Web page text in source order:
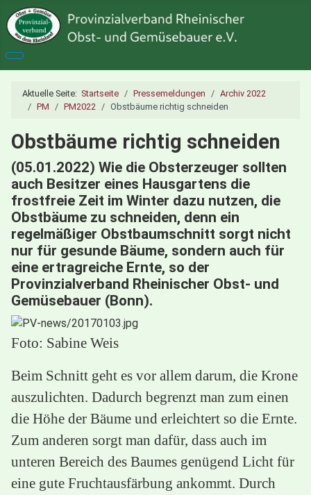
Aktuelle Seite: Startseite Pressemeldungen
Archiv 2022
PM
PM2022 Obstbäume richtig schneiden
Obstbäume richtig schneiden
(05.01.2022) Wie die Obsterzeuger sollten
auch Besitzer eines Hausgartens die
frostfreie Zeit im Winter dazu nutzen, die
Obstbäume zu schneiden, denn ein
regelmäßiger Obstbaumschnitt sorgt nicht
nur für gesunde Bäume, sondern auch für
eine ertragreiche Ernte, so der
Provinzialverband Rheinischer Obst- und
Gemüsebauer (Bonn).
Foto: Sabine Weis
Beim Schnitt geht es vor allem darum, die Krone
auszulichten. Dadurch begrenzt man zum einen
die Höhe der Bäume und erleichtert so die Ernte.
Zum anderen sorgt man dafür, dass auch im
unteren Bereich des Baumes genügend Licht für
eine gute Fruchtausfärbung ankommt. Durch